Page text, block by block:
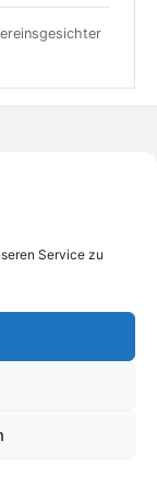
Service zu
Jena e.V.